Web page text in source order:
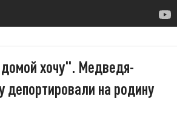
хочу". Медведя-
депортировали на родину